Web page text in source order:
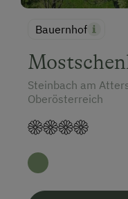
Bauernhof
Steinbach am
Oberösterreich